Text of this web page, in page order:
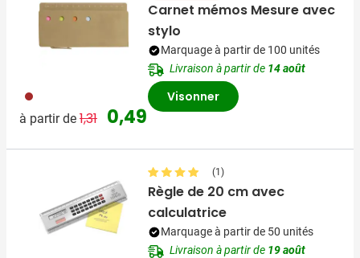
011
à partir de Prix normal
1,31 Prix spécial
0,49
Carnet mémos Mesure avec
stylo
Marquage à partir de 100 unités
Livraison à partir de 14 août
Visonner
(1)
Règle de 20 cm avec
calculatrice
Marquage à partir de 50 unités
Livraison à partir de 19 août